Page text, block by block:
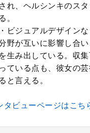
れ、ヘルシンキのス
。
ビジュアルデザイン
野が互いに影響し合
生み出している。収集
ている点も、彼女の
と言える。
ビューページはこ